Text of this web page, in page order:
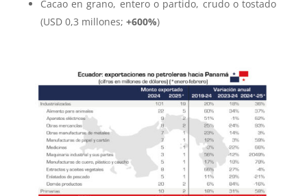
Cacao en grano, entero o partido, crudo o tostado
(USD 0,3 millones; +600%)